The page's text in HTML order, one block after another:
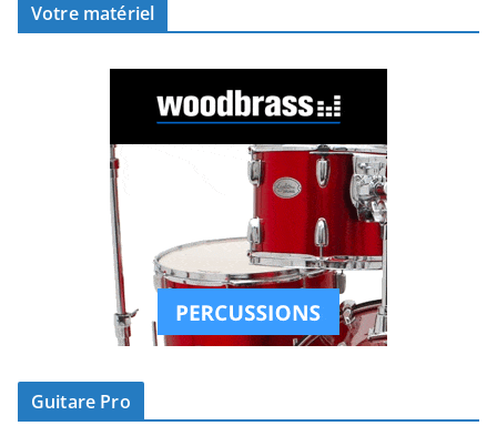
Votre matériel
Guitare Pro